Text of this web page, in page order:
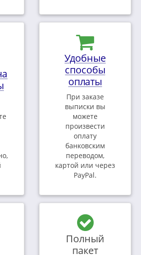
Удобные
способы
оплаты
При заказе
выписки вы
можете
произвести
оплату
банковским
переводом,
картой или через
PayPal.
Полный
пакет